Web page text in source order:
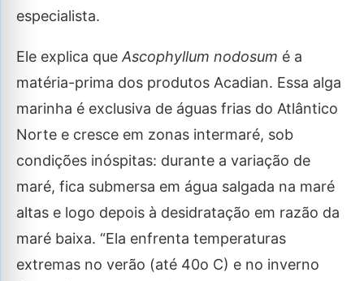
especialista.
Ele explica queAscophyllum nodosum é a
matéria-prima dos produtos Acadian. Essa alga
marinha é exclusiva de águas frias do Atlântico
Norte e cresce em zonas intermaré, sob
condições inóspitas: durante a variação de
maré, fica submersa em água salgada na maré
altas e logo depois à desidratação em razão da
maré baixa. “Ela enfrenta temperaturas
extremas no verão (até 40o C) e no inverno